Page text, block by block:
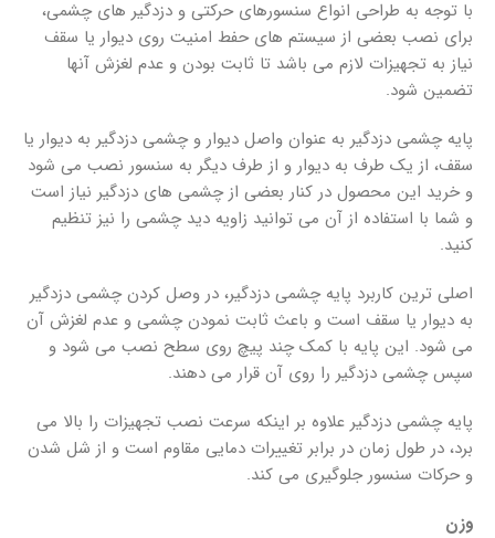
با توجه به طراحی انواع سنسورهای حرکتی و دزدگیر های چشمی،
برای نصب بعضی از سیستم های حفط امنیت روی دیوار یا سقف
نیاز به تجهیزات لازم می باشد تا ثابت بودن و عدم لغزش آنها
تضمین شود.
پایه چشمی دزدگیر به عنوان واصل دیوار و چشمی دزدگیر به دیوار یا
سقف، از یک طرف به دیوار و از طرف دیگر به سنسور نصب می شود
و خرید این محصول در کنار بعضی از چشمی های دزدگیر نیاز است
و شما با استفاده از آن می توانید زاویه دید چشمی را نیز تنظیم
کنید.
اصلی ترین کاربرد پایه چشمی دزدگیر، در وصل کردن چشمی دزدگیر
به دیوار یا سقف است و باعث ثابت نمودن چشمی و عدم لغزش آن
می شود. این پایه با کمک چند پیچ روی سطح نصب می شود و
سپس چشمی دزدگیر را روی آن قرار می دهند.
پایه چشمی دزدگیر علاوه بر اینکه سرعت نصب تجهیزات را بالا می
برد، در طول زمان در برابر تغییرات دمایی مقاوم است و از شل شدن
و حرکات سنسور جلوگیری می کند.
وزن